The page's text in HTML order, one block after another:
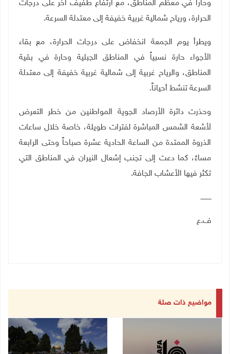
وحاراً في معظم المناطق، مع ارتفاع طفيف آخر على درجات
الحرارة، ورياح شمالية غربية خفيفة إلى معتدلة السرعة.
ويطرأ يوم الجمعة انخفاض على درجات الحرارة، مع بقاء
الأجواء حارة نسبياً في المناطق الجبلية وحارة في بقية
المناطق، والرياح غربية إلى شمالية غربية خفيفة إلى معتدلة
السرعة تنشط أحياناً.
وحذرت دائرة الأرصاد الجوية المواطنين من خطر التعرض
لأشعة الشمس المباشرة لفترات طويلة، خاصة خلال ساعات
الذروة الممتدة من الساعة الحادية عشرة صباحاً وحتى الرابعة
مساءً، كما دعت إلى تجنب إشعال النيران في المناطق التي
تكثر فيها الأعشاب الجافة.
ــــــــــ
ف.ع
مواضيع ذات صلة